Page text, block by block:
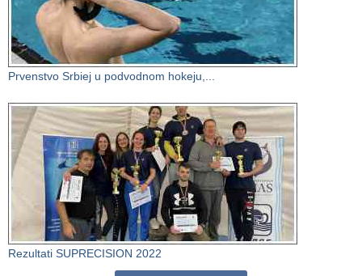
Prvenstvo Srbiej u podvodnom hokeju,...
Rezultati SUPRECISION 2022